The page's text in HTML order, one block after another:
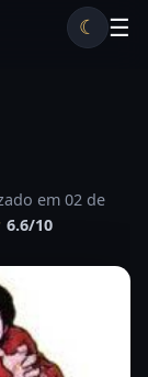
☰
☾
em 02 de
6.6/10